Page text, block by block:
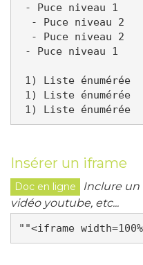
- Puce niveau 1
  - Puce niveau 2
  - Puce niveau 2
- Puce niveau 1
1) Liste énumérée
1) Liste énumérée
1) Liste énumérée
Insérer un iframe
Doc en ligne
Inclure un
vidéo youtube, etc...